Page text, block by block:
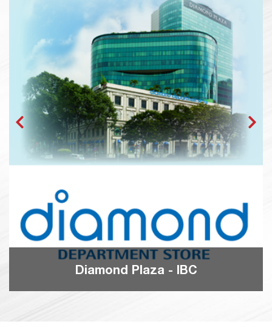
Diamond Plaza - IBC
DIAMOND PLAZA - IBC